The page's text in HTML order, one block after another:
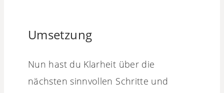
Umsetzung
Nun hast du Klarheit über die
nächsten sinnvollen Schritte und